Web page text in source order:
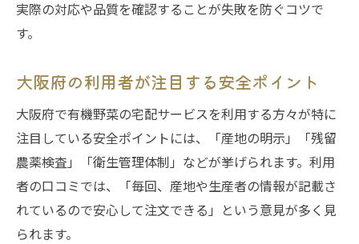
実際の対応や品質を確認することが失敗を防ぐコツで
す。
大阪府の利用者が注目する安全ポイント
大阪府で有機野菜の宅配サービスを利用する方々が特に
注目している安全ポイントには、「産地の明示」「残留
農薬検査」「衛生管理体制」などが挙げられます。利用
者の口コミでは、「毎回、産地や生産者の情報が記載さ
れているので安心して注文できる」という意見が多く見
られます。